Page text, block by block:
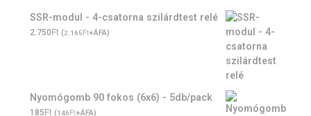
SSR-modul - 4-csatorna szilárdtest relé
2.750Ft (2.165Ft+ÁFA)
Nyomógomb 90 fokos (6x6) - 5db/pack
185Ft (146Ft+ÁFA)